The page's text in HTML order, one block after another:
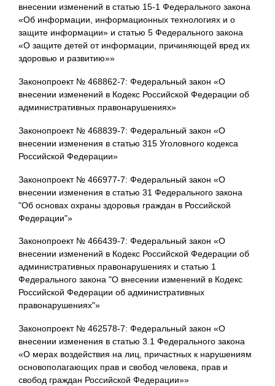
внесении изменений в статью 15-1 Федерального закона
«Об информации, информационных технологиях и о
защите информации» и статью 5 Федерального закона
«О защите детей от информации, причиняющей вред их
здоровью и развитию»»
Законопроект № 468862-7: Федеральный закон «О
внесении изменений в Кодекс Российской Федерации об
административных правонарушениях»
Законопроект № 468839-7: Федеральный закон «О
внесении изменения в статью 315 Уголовного кодекса
Российской Федерации»
Законопроект № 466977-7: Федеральный закон «О
внесении изменения в статью 31 Федерального закона
"Об основах охраны здоровья граждан в Российской
Федерации"»
Законопроект № 466439-7: Федеральный закон «О
внесении изменений в Кодекс Российской Федерации об
административных правонарушениях и статью 1
Федерального закона "О внесении изменений в Кодекс
Российской Федерации об административных
правонарушениях"»
Законопроект № 462578-7: Федеральный закон «О
внесении изменения в статью 3.1 Федерального закона
«О мерах воздействия на лиц, причастных к нарушениям
основополагающих прав и свобод человека, прав и
свобод граждан Российской Федерации»»